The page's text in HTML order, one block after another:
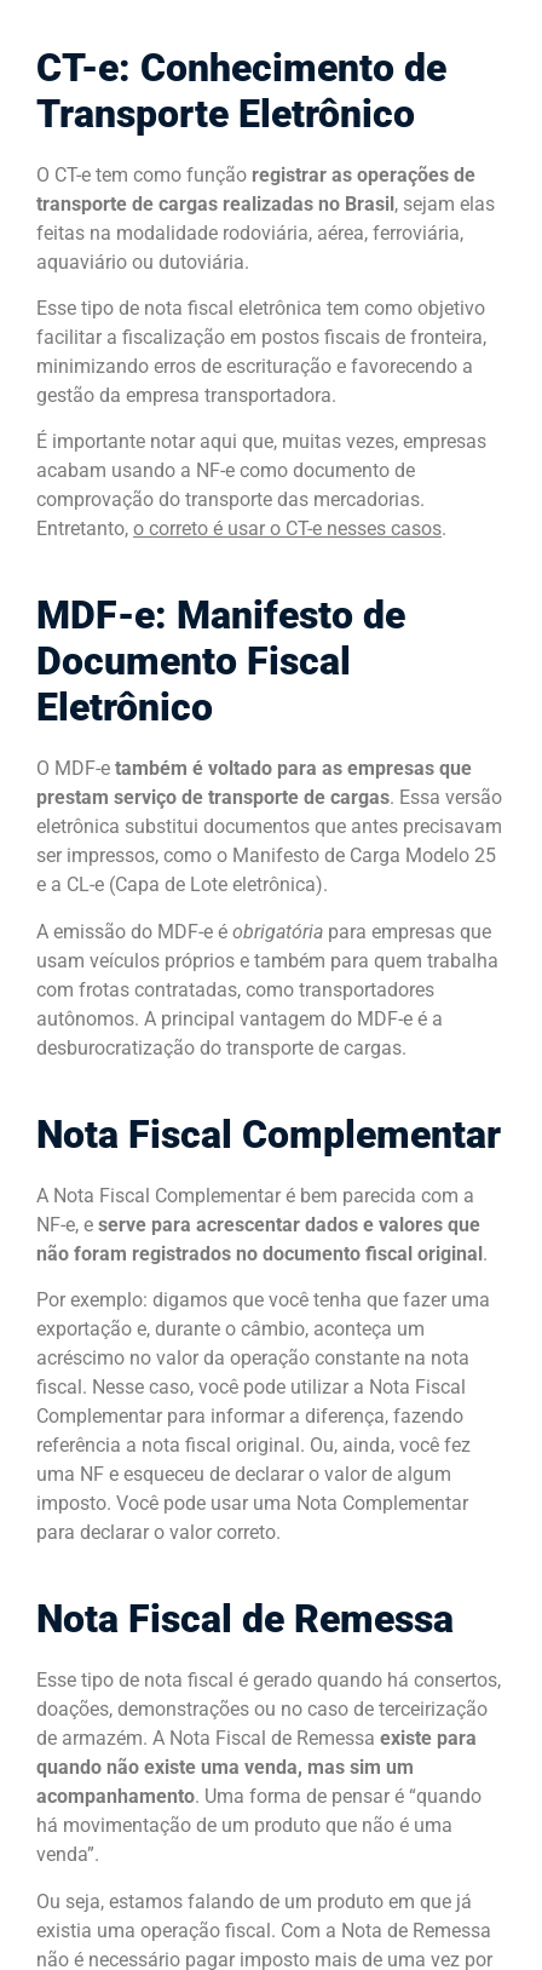
CT-e: Conhecimento de
Transporte Eletrônico
O CT-e tem como função registrar as operações de
transporte de cargas realizadas no Brasil, sejam elas
feitas na modalidade rodoviária, aérea, ferroviária,
aquaviário ou dutoviária.
Esse tipo de nota fiscal eletrônica tem como objetivo
facilitar a fiscalização em postos fiscais de fronteira,
minimizando erros de escrituração e favorecendo a
gestão da empresa transportadora.
É importante notar aqui que, muitas vezes, empresas
acabam usando a NF-e como documento de
comprovação do transporte das mercadorias.
Entretanto, o correto é usar o CT-e nesses casos.
MDF-e: Manifesto de
Documento Fiscal
Eletrônico
O MDF-e também é voltado para as empresas que
prestam serviço de transporte de cargas. Essa versão
eletrônica substitui documentos que antes precisavam
ser impressos, como o Manifesto de Carga Modelo 25
e a CL-e (Capa de Lote eletrônica).
A emissão do MDF-e é obrigatória para empresas que
usam veículos próprios e também para quem trabalha
com frotas contratadas, como transportadores
autônomos. A principal vantagem do MDF-e é a
desburocratização do transporte de cargas.
Nota Fiscal Complementar
A Nota Fiscal Complementar é bem parecida com a
NF-e, e serve para acrescentar dados e valores que
não foram registrados no documento fiscal original.
Por exemplo: digamos que você tenha que fazer uma
exportação e, durante o câmbio, aconteça um
acréscimo no valor da operação constante na nota
fiscal. Nesse caso, você pode utilizar a Nota Fiscal
Complementar para informar a diferença, fazendo
referência a nota fiscal original. Ou, ainda, você fez
uma NF e esqueceu de declarar o valor de algum
imposto. Você pode usar uma Nota Complementar
para declarar o valor correto.
Nota Fiscal de Remessa
Esse tipo de nota fiscal é gerado quando há consertos,
doações, demonstrações ou no caso de terceirização
de armazém. A Nota Fiscal de Remessa existe para
quando não existe uma venda, mas sim um
acompanhamento. Uma forma de pensar é “quando
há movimentação de um produto que não é uma
venda”.
Ou seja, estamos falando de um produto em que já
existia uma operação fiscal. Com a Nota de Remessa
não é necessário pagar imposto mais de uma vez por